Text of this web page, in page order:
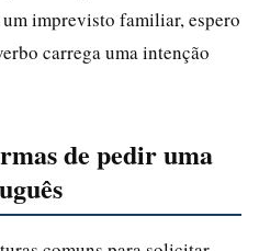
imprevisto familiar, espero
carrega uma intenção
de pedir uma